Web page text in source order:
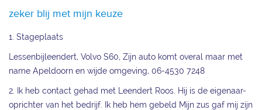
zeker blij met mijn keuze
1. Stageplaats
Lessenbijleendert, Volvo S60, Zijn auto komt overal maar met
name Apeldoorn en wijde omgeving, 06-4530 7248
2. Ik heb contact gehad met Leendert Roos. Hij is de eigenaar-
oprichter van het bedrijf. Ik heb hem gebeld Mijn zus gaf mij zijn